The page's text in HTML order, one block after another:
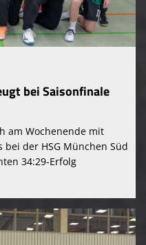
bei Saisonfinale
am Wochenende mit
der HSG München Süd
34:29-Erfolg